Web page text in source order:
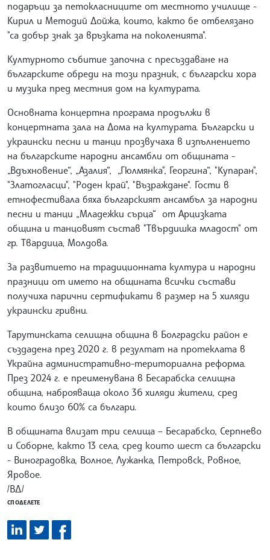
подаръци за петокласниците от местното училище -
Кирил и Методий Дойжа, които, както бе отбелязано
"са добър знак за връзката на поколенията".
Културното събитие започна с пресъздаване на
българските обреди на този празник, с български хора
и музика пред местния дом на културата.
Основната концертна програма продължи в
концертната зала на Дома на културата. Български и
украински песни и танци прозвучаха в изпълнението
на българските народни ансамбли от общината -
„Вдъхновение“, „Азалия“, „Гюлмянка", Георгина“, "Купаран",
"Златогласци", "Роден край", "Възраждане". Гости в
етнофестивала бяха българският ансамбъл за народни
песни и танци „Младежки сърца“ от Арцизката
община и танцовият състав "Твърдишка младост" от
гр. Твардица, Молдова.
За развитието на традиционната култура и народни
празници от името на общината всички състави
получиха парични сертификати в размер на 5 хиляди
украински гривни.
Тарутинската селищна община в Болградски район е
създадена през 2020 г. в резултат на протеклата в
Украйна административно-териториална реформа.
През 2024 г. е преименувана в Бесарабска селищна
община, наброяваща около 36 хиляди жители, сред
които близо 60% са българи.
В общината влизат три селища – Бесарабско, Серпнево
и Соборне, както 13 села, сред които шест са български
- Виноградовка, Волное, Лужанка, Петровск, Ровное,
Яровое.
/ВД/
СПОДЕЛЕТЕ